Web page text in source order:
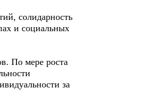
солидарность
и социальных
По мере роста
за